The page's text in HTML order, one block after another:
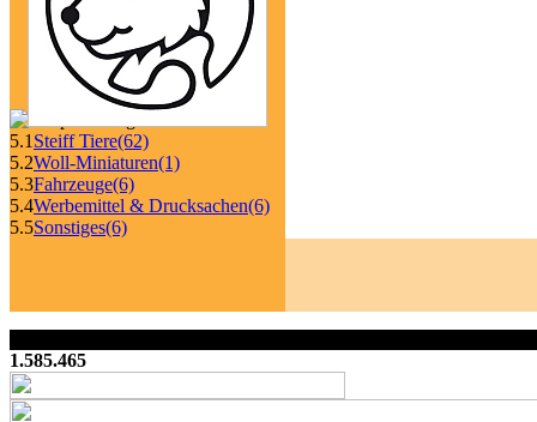
5.1 Steiff Tiere(62)
5.2Woll-Miniaturen(1)
5.3Fahrzeuge(6)
5.4Werbemittel & Drucksachen(6)
5.5Sonstiges(6)
1.585.465